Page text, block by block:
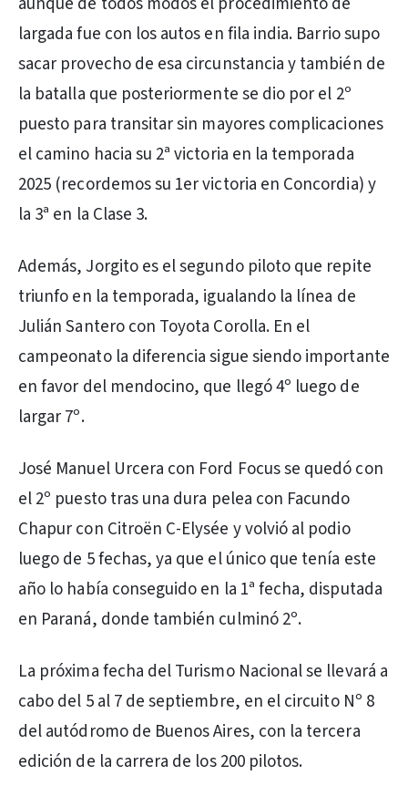
largada fue con los autos en fila india. Barrio supo
sacar provecho de esa circunstancia y también de
la batalla que posteriormente se dio por el 2º
puesto para transitar sin mayores complicaciones
el camino hacia su 2ª victoria en la temporada
2025 (recordemos su 1er victoria en Concordia) y
la 3ª en la Clase 3.
Además, Jorgito es el segundo piloto que repite
triunfo en la temporada, igualando la línea de
Julián Santero con Toyota Corolla. En el
campeonato la diferencia sigue siendo importante
en favor del mendocino, que llegó 4º luego de
largar 7º.
José Manuel Urcera con Ford Focus se quedó con
el 2º puesto tras una dura pelea con Facundo
Chapur con Citroën C-Elysée y volvió al podio
luego de 5 fechas, ya que el único que tenía este
año lo había conseguido en la 1ª fecha, disputada
en Paraná, donde también culminó 2º.
La próxima fecha del Turismo Nacional se llevará a
cabo del 5 al 7 de septiembre, en el circuito Nº 8
del autódromo de Buenos Aires, con la tercera
edición de la carrera de los 200 pilotos.